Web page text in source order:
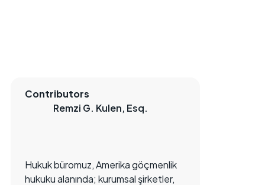
Contributors
Remzi G. Kulen, Esq.
Hukuk büromuz, Amerika göçmenlik
hukuku alanında; kurumsal şirketler,